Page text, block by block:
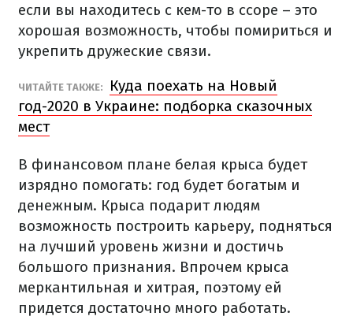
если вы находитесь с кем-то в ссоре – это
хорошая возможность, чтобы помириться и
укрепить дружеские связи.
ЧИТАЙТЕ ТАКЖЕ:
Куда поехать на Новый
год-2020 в Украине: подборка сказочных
мест
В финансовом плане белая крыса будет
изрядно помогать: год будет богатым и
денежным. Крыса подарит людям
возможность построить карьеру, подняться
на лучший уровень жизни и достичь
большого признания. Впрочем крыса
меркантильная и хитрая, поэтому ей
придется достаточно много работать.